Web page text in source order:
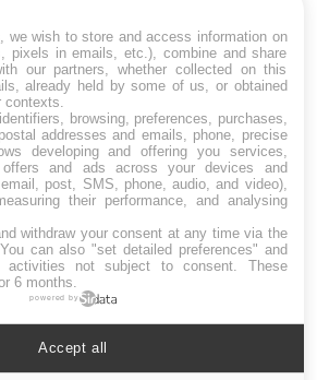
orthostatique : quand la
artérielle chute au lever
: une déformation des
rouges aux conséquences
de Charcot (Sclérose latérale
, we wish to store and access information on
pixels in emails, etc.), combine and share
our partners, whether collected on this
already held by some of us, or obtained
browsing, preferences, purchases,
addresses and emails, phone, precise
developing and offering you services,
offers and ads across your devices and
post, SMS, phone, audio, and video),
their performance, and analysing
withdraw your consent at any time via the
You can also "set detailed preferences" and
activities not subject to consent. These
6 months.
powered by
Accept all